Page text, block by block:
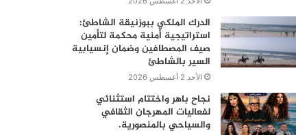
الدرك الملكي ببوزنيقة الشاطئ:
استراتيجية أمنية محكمة لتأمين
صيف المصطافين وضمان إنسيابية
السير بالشاطئ
الأحد 2 أغسطس 2026
نجاح باهر واختتام استثنائي
لفعاليات المهرجان الثقافي
والسياحي بالمنصورية.